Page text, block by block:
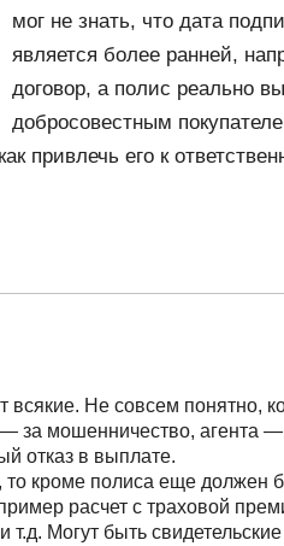
мог не знать, что дата
является более ранней,
договор, а полис реально
добросовестным
привлечь его к
Не совсем понятно,
за мошенничество, агента
отказ в выплате.
то кроме полиса еще должен
расчет с траховой
т.д. Могут быть